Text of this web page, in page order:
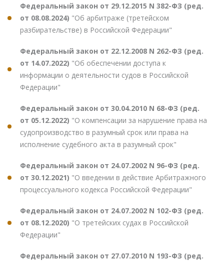
Федеральный закон от 29.12.2015 N 382-ФЗ (ред.
от 08.08.2024) "Об арбитраже (третейском
разбирательстве) в Российской Федерации"
Федеральный закон от 22.12.2008 N 262-ФЗ (ред.
от 14.07.2022) "Об обеспечении доступа к
информации о деятельности судов в Российской
Федерации"
Федеральный закон от 30.04.2010 N 68-ФЗ (ред.
от 05.12.2022) "О компенсации за нарушение права на
судопроизводство в разумный срок или права на
исполнение судебного акта в разумный срок"
Федеральный закон от 24.07.2002 N 96-ФЗ (ред.
от 30.12.2021) "О введении в действие Арбитражного
процессуального кодекса Российской Федерации"
Федеральный закон от 24.07.2002 N 102-ФЗ (ред.
от 08.12.2020) "О третейских судах в Российской
Федерации"
Федеральный закон от 27.07.2010 N 193-ФЗ (ред.